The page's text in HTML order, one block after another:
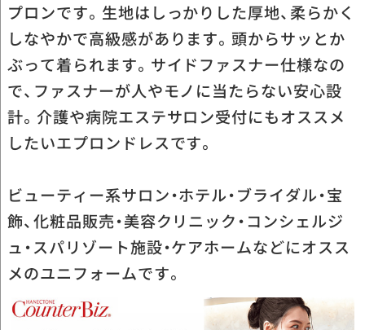
プロンです。生地はしっかりした厚地、柔らかく
しなやかで高級感があります。頭からサッとか
ぶって着られます。サイドファスナー仕様なの
で、ファスナーが人やモノに当たらない安心設
計。介護や病院エステサロン受付にもオススメ
したいエプロンドレスです。
ビューティー系サロン・ホテル・ブライダル・宝
飾、化粧品販売・美容クリニック・コンシェルジ
ュ・スパリゾート施設・ケアホームなどにオスス
メのユニフォームです。